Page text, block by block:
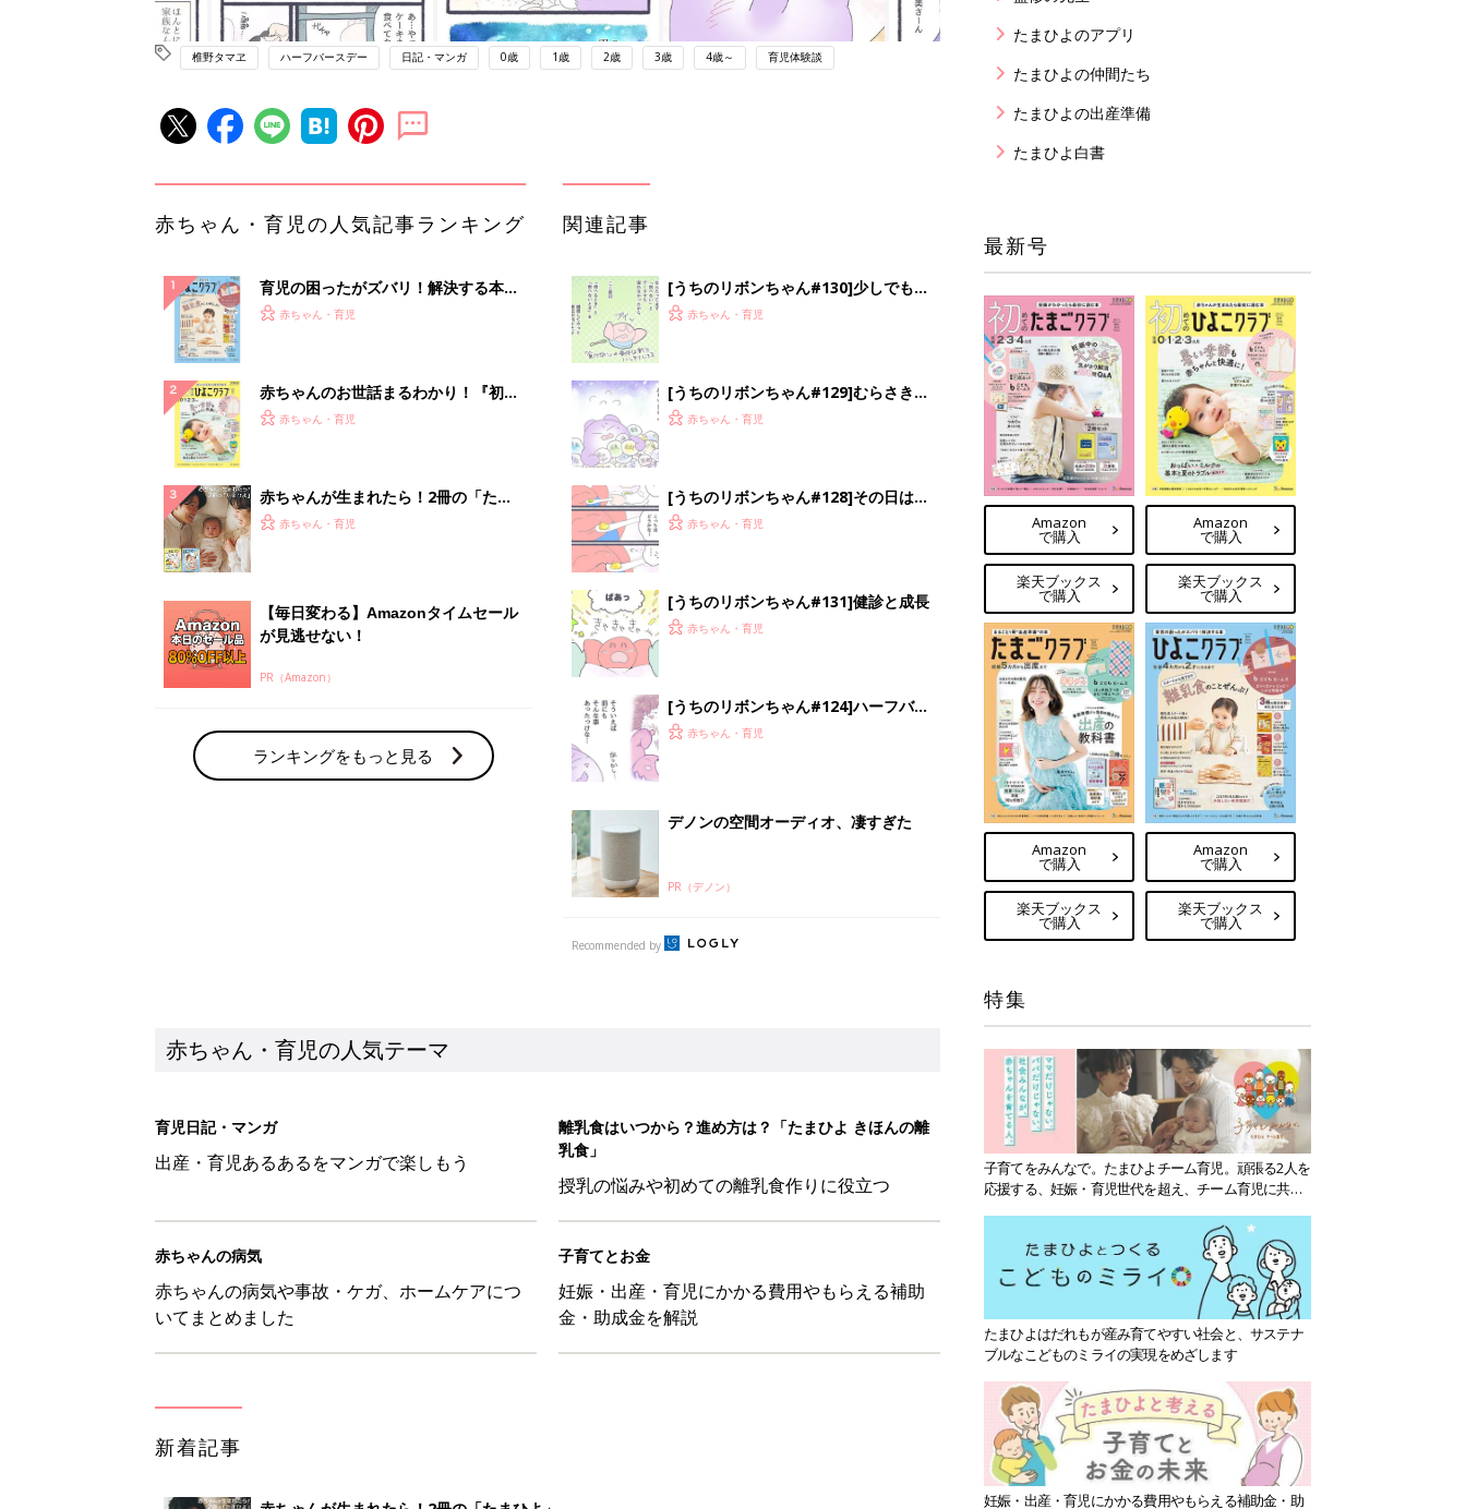
椎野タマヱ ハーフバースデー 日記・マンガ 0歳 1歳 2歳 3歳 4歳～ 育児体験談
赤ちゃん・育児の人気記事ランキング
育児の困ったがズバリ！解決する本
『ひよこクラブ 秋号』 4カ月～2才
赤ちゃん・育児
赤ちゃんのお世話まるわかり！『初め
てのひよこクラブ 夏号』〈巻頭大特
赤ちゃん・育児
赤ちゃんが生まれたら！2冊の「たま
ひよ」
赤ちゃん・育児
【毎日変わる】Amazonタイムセール
が見逃せない！
PR（Amazon）
ランキングをもっと見る
関連記事
[うちのリボンちゃん#130]少しでも進
めたら
赤ちゃん・育児
[うちのリボンちゃん#129]むらさき大
作戦赤ちゃん・育児
[うちのリボンちゃん#128]その日は突
然に赤ちゃん・育児
[うちのリボンちゃん#131]健診と成長
赤ちゃん・育児
[うちのリボンちゃん#124]ハーフバー
スデー！（中編）２
赤ちゃん・育児
デノンの空間オーディオ、凄すぎた
PR（デノン）
Recommended by
赤ちゃん・育児の人気テーマ
育児日記・マンガ
出産・育児あるあるをマンガで楽しもう
離乳食はいつから？進め方は？「たまひよ きほんの離
乳食」
授乳の悩みや初めての離乳食作りに役立つ
赤ちゃんの病気
赤ちゃんの病気や事故・ケガ、ホームケアにつ
いてまとめました
子育てとお金
妊娠・出産・育児にかかる費用やもらえる補助
金・助成金を解説
新着記事
たまひよのアプリ
たまひよの仲間たち
たまひよの出産準備
たまひよ白書
最新号
Amazon
で購入
楽天ブックス
で購入
Amazon
で購入
楽天ブックス
で購入
Amazon
で購入
楽天ブックス
で購入
Amazon
で購入
楽天ブックス
で購入
特集
子育てをみんなで。たまひよチーム育児。頑張る2人を
応援する、妊娠・育児世代を超え、チーム育児に共感
たまひよはだれもが産み育てやすい社会と、サステナ
ブルなこどものミライの実現をめざします
妊娠・出産・育児にかかる費用やもらえる補助金・助